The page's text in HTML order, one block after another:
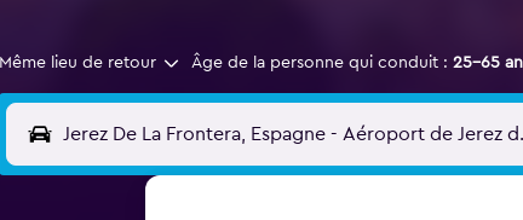
Même lieu de retour Âge de la personne qui conduit : 25-65